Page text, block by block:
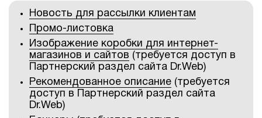
Новость для рассылки клиентам
Промо-листовка
Изображение коробки для интернет-
магазинов и сайтов (требуется доступ в
Партнерский раздел сайта Dr.Web)
Рекомендованное описание (требуется
доступ в Партнерский раздел сайта
Dr.Web)